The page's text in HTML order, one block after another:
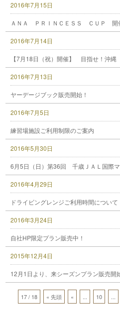
2016年7月15日
ＡＮＡ ＰＲＩＮＣＥＳＳ ＣＵＰ 開
2016年7月14日
【7月18日（祝）開催】 目指せ！沖
2016年7月13日
ヤーデージブック販売開始！
2016年7月5日
練習場施設ご利用制限のご案内
2016年5月30日
6月5日（日）第36回 千歳ＪＡＬ国際
2016年4月29日
ドライビングレンジご利用時間について
2016年3月24日
自社HP限定プラン販売中！
2015年12月4日
12月1日より、来シーズンプラン販売開
17 / 18 « 先頭 « 10